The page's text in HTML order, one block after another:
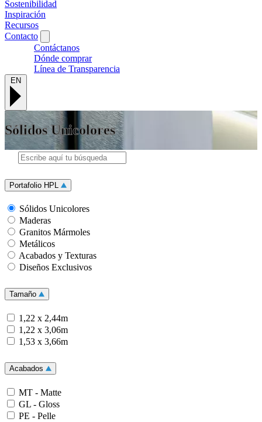
Sostenibilidad
Inspiración
Recursos
Contacto
Contáctanos
Dónde comprar
Línea de Transparencia
EN
Sólidos Unicolores
Portafolio HPL
Sólidos Unicolores
Maderas
Granitos Mármoles
Metálicos
Acabados y Texturas
Diseños Exclusivos
Tamaño
1,22 x 2,44m
1,22 x 3,06m
1,53 x 3,66m
Acabados
MT - Matte
GL - Gloss
PE - Pelle